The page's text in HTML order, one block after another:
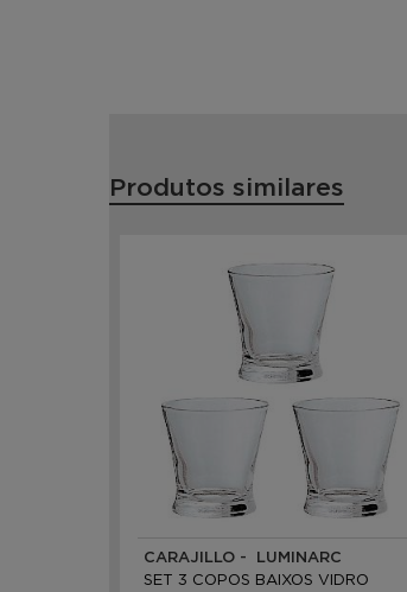
Produtos similares
CARAJILLO - LUMINARC
SET 3 COPOS BAIXOS VIDRO